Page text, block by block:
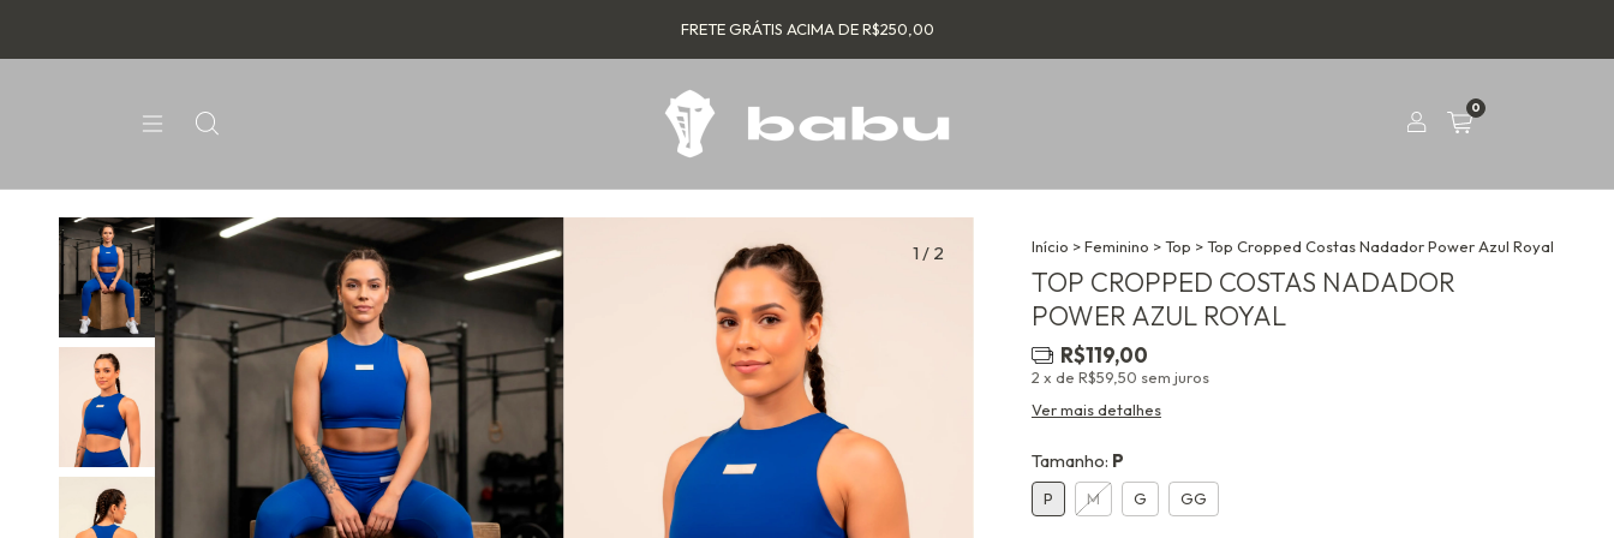
FRETE GRÁTIS ACIMA DE R$250,00
0
1 / 2 Início >Feminino >Top >Top Cropped Costas Nadador Power Azul Royal
TOP CROPPED COSTAS NADADOR
POWER AZUL ROYAL
R$119,00
2 x de R$59,50 sem juros
Ver mais detalhes
Tamanho: P
P M G GG